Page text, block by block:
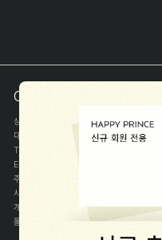
COMPANY INFO
상호
(주)해피프린스
대표
이화진
TEL
E-MAIL
주소
사업자등록번호
개인정보관리자
이화진
통신판매신고번호
제 2018-서울종